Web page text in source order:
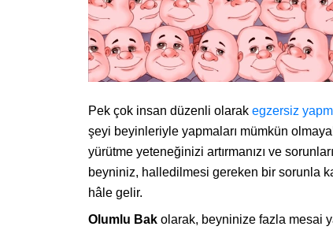
Pek çok insan düzenli olarak egzersiz
şeyi beyinleriyle yapmaları mümkün
yürütme yeteneğinizi artırmanızı ve
beyniniz, halledilmesi gereken bir sorunla
hâle gelir.
Olumlu Bak olarak, beyninize fazla mesai